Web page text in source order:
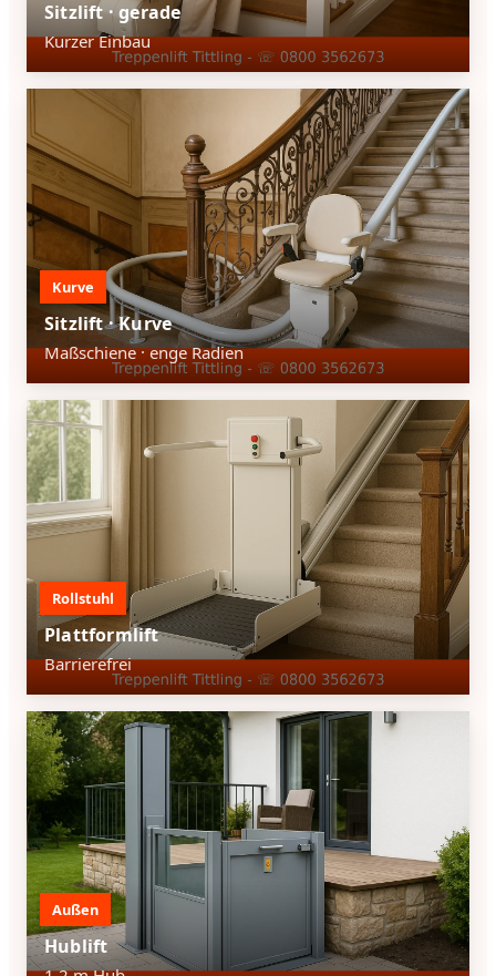
Sitzlift · gerade
Kurzer Einbau
Kurve
Sitzlift · Kurve
Maßschiene · enge Radien
Rollstuhl
Plattformlift
Barrierefrei
Außen
Hublift